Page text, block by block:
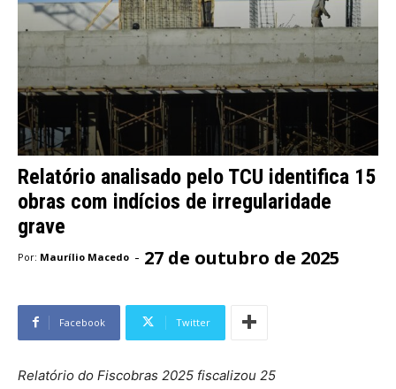
Relatório analisado pelo TCU identifica 15
obras com indícios de irregularidade
grave
Por: Maurílio Macedo - 27 de outubro de 2025
Facebook Twitter
Relatório do Fiscobras 2025 fiscalizou 25